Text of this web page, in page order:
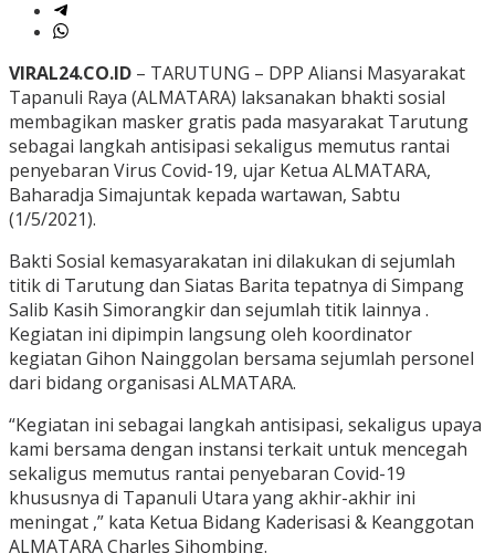
VIRAL24.CO.ID – TARUTUNG – DPP Aliansi Masyarakat
Tapanuli Raya (ALMATARA) laksanakan bhakti sosial
membagikan masker gratis pada masyarakat Tarutung
sebagai langkah antisipasi sekaligus memutus rantai
penyebaran Virus Covid-19, ujar Ketua ALMATARA,
Baharadja Simajuntak kepada wartawan, Sabtu
(1/5/2021).
Bakti Sosial kemasyarakatan ini dilakukan di sejumlah
titik di Tarutung dan Siatas Barita tepatnya di Simpang
Salib Kasih Simorangkir dan sejumlah titik lainnya .
Kegiatan ini dipimpin langsung oleh koordinator
kegiatan Gihon Nainggolan bersama sejumlah personel
dari bidang organisasi ALMATARA.
“Kegiatan ini sebagai langkah antisipasi, sekaligus upaya
kami bersama dengan instansi terkait untuk mencegah
sekaligus memutus rantai penyebaran Covid-19
khususnya di Tapanuli Utara yang akhir-akhir ini
meningat ,” kata Ketua Bidang Kaderisasi & Keanggotan
ALMATARA Charles Sihombing.